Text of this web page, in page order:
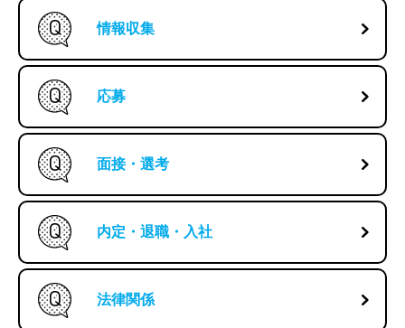
情報収集
応募
面接・選考
内定・退職・入社
法律関係